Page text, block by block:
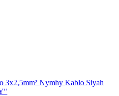
3x2,5mm² Nymhy Kablo Siyah